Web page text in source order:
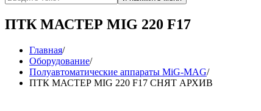
ПТК МАСТЕР MIG 220 F17
Главная/
Оборудование/
Полуавтоматические аппараты MiG-MAG/
ПТК МАСТЕР MIG 220 F17 СНЯТ АРХИВ